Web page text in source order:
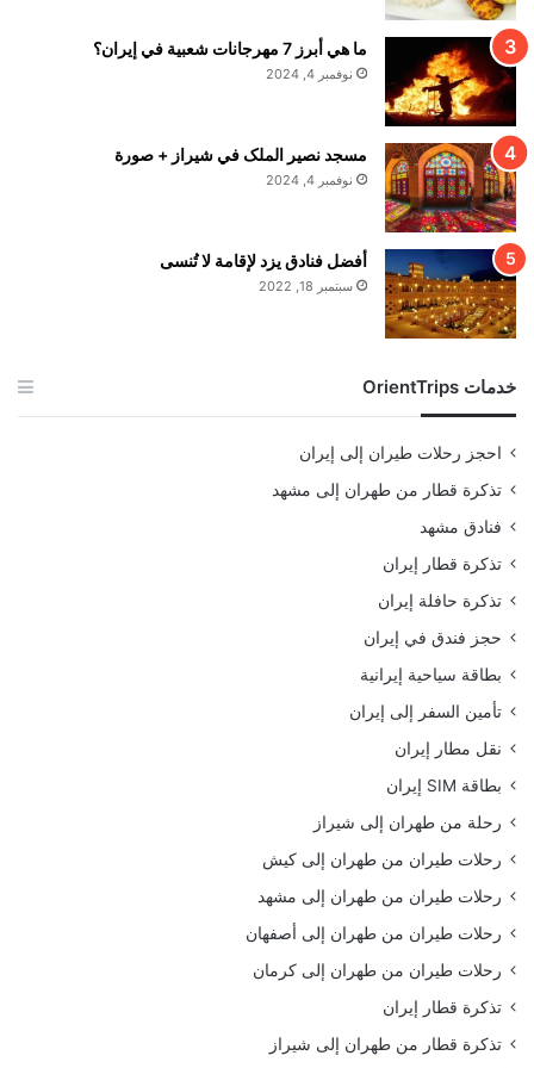
ما هي أبرز 7 مهرجانات شعبية في إيران؟
نوفمبر 4, 2024
مسجد نصير الملک في شيراز + صورة
نوفمبر 4, 2024
أفضل فنادق يزد لإقامة لا تُنسى
سبتمبر 18, 2022
خدمات OrientTrips
احجز رحلات طيران إلى إيران
تذكرة قطار من طهران إلى مشهد
فنادق مشهد
تذكرة قطار إيران
تذكرة حافلة إيران
حجز فندق في إيران
بطاقة سياحية إيرانية
تأمين السفر إلى إيران
نقل مطار إيران
بطاقة SIM إيران
رحلة من طهران إلى شيراز
رحلات طيران من طهران إلى كيش
رحلات طيران من طهران إلى مشهد
رحلات طيران من طهران إلى أصفهان
رحلات طيران من طهران إلى كرمان
تذكرة قطار إيران
تذكرة قطار من طهران إلى شيراز